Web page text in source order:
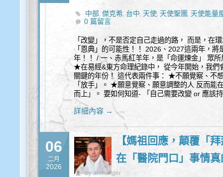
中部,傑克希, 台中, 天使, 天使聖團, 天使能量
0 篇留言
「改變」，不是否定自己走過的路， 而是，在
「恩典」的可能性！！ 2026、2027這兩年，
年！！ / 一、赤馬紅羊年，是「命運煉金」 眾
★在易經&東方命理紀錄中， 從今年開始，我們
關鍵的年份！ 這代表兩件事： ★不願覺察、不
「放手」。 ★願意覺察、願意調整的人 反而能
而上」。 要如何知道- 「自己需要改變 or 應該
詳細內容 →
06
二月
2026
【媽祖回應，顛覆「
在「醫院門口」事情
by archangel